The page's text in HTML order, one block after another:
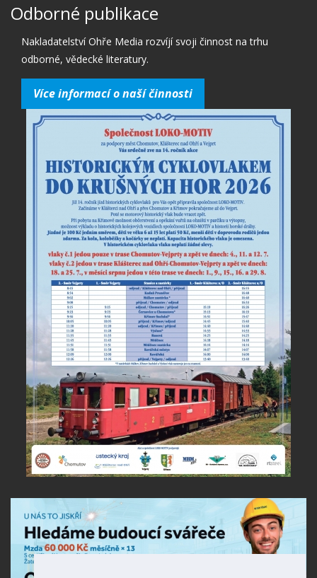
Odborné publikace
Nakladatelství Ohře Media rozvíjí svoji činnost na trhu
odborné, vědecké literatury.
Více informací o naší činnosti